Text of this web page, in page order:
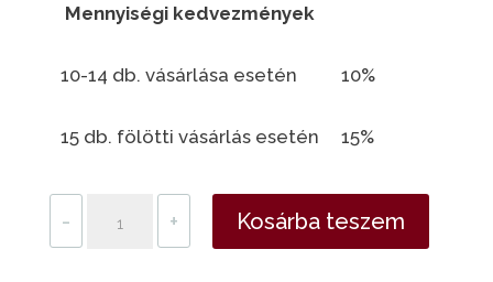
Mennyiségi kedvezmények
10-14 db. vásárlása esetén 10%
15 db. fölötti vásárlás esetén 15%
- + Kosárba teszem